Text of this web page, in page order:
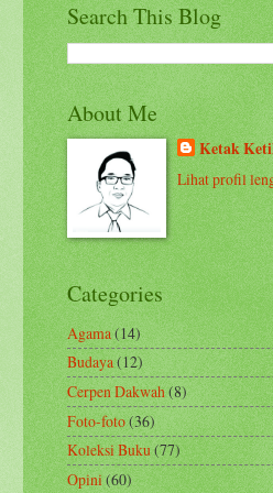
Search This Blog
About Me
Ketak
Lihat profil
Categories
Agama(14)
Budaya(12)
Cerpen Dakwah(8)
Foto-foto(36)
Koleksi Buku(77)
Opini(60)